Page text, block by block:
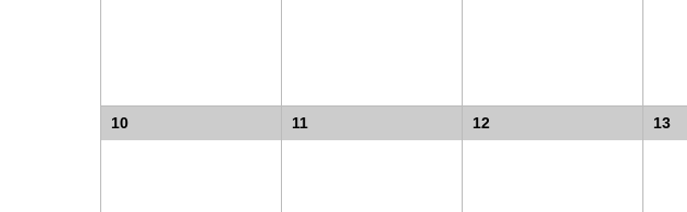
10 11 12 13